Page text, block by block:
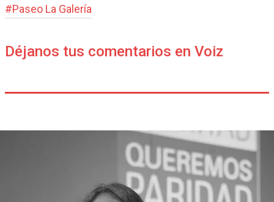
#Paseo La Galería
Déjanos tus comentarios en Voiz